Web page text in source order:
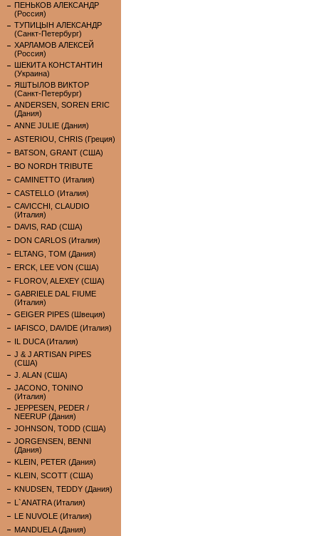
ПЕНЬКОВ АЛЕКСАНДР
(Россия)
ТУПИЦЫН АЛЕКСАНДР
(Санкт-Петербург)
ХАРЛАМОВ АЛЕКСЕЙ
(Россия)
ШЕКИТА КОНСТАНТИН
(Украина)
ЯШТЫЛОВ ВИКТОР
(Санкт-Петербург)
ANDERSEN, SOREN ERIC
(Дания)
ANNE JULIE (Дания)
ASTERIOU, CHRIS (Греция)
BATSON, GRANT (США)
BO NORDH TRIBUTE
CAMINETTO (Италия)
CASTELLO (Италия)
CAVICCHI, CLAUDIO
(Италия)
DAVIS, RAD (США)
DON CARLOS (Италия)
ELTANG, TOM (Дания)
ERCK, LEE VON (США)
FLOROV, ALEXEY (США)
GABRIELE DAL FIUME
(Италия)
GEIGER PIPES (Швеция)
IAFISCO, DAVIDE (Италия)
IL DUCA (Италия)
J & J ARTISAN PIPES
(США)
J. ALAN (США)
JACONO, TONINO
(Италия)
JEPPESEN, PEDER /
NEERUP (Дания)
JOHNSON, TODD (США)
JORGENSEN, BENNI
(Дания)
KLEIN, PETER (Дания)
KLEIN, SCOTT (США)
KNUDSEN, TEDDY (Дания)
L`ANATRA (Италия)
LE NUVOLE (Италия)
MANDUELA (Дания)